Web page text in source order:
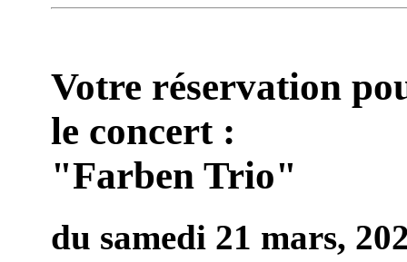
Votre réservation
le concert :
"Farben Trio"
du samedi 21 mars,